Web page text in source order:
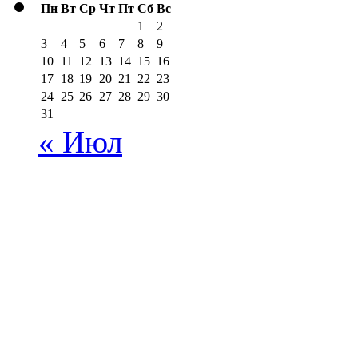
Пн Вт Ср Чт Пт Сб Вс
1
2
3
4 5 6 7 8
9
10 11 12 13 14 15 16
17 18 19 20 21 22 23
24 25 26 27 28 29 30
31
« Июл